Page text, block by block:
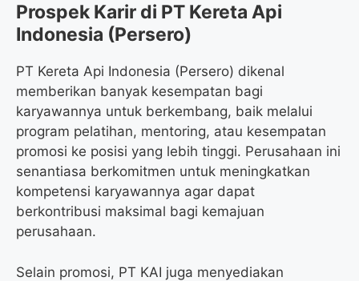
Prospek Karir di PT Kereta Api
Indonesia (Persero)
PT Kereta Api Indonesia (Persero) dikenal
memberikan banyak kesempatan bagi
karyawannya untuk berkembang, baik melalui
program pelatihan, mentoring, atau kesempatan
promosi ke posisi yang lebih tinggi. Perusahaan ini
senantiasa berkomitmen untuk meningkatkan
kompetensi karyawannya agar dapat
berkontribusi maksimal bagi kemajuan
perusahaan.
Selain promosi, PT KAI juga menyediakan